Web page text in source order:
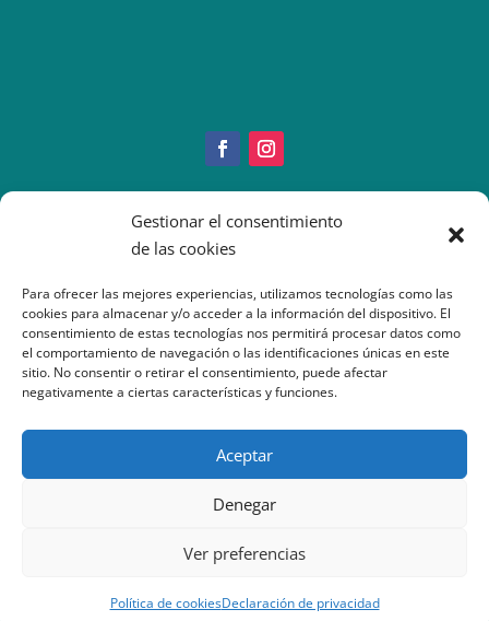
Gestionar el consentimiento
de las cookies
Para ofrecer las mejores experiencias, utilizamos tecnologías como las
cookies para almacenar y/o acceder a la información del dispositivo. El
consentimiento de estas tecnologías nos permitirá procesar datos como
el comportamiento de navegación o las identificaciones únicas en este
sitio. No consentir o retirar el consentimiento, puede afectar
negativamente a ciertas características y funciones.
Aceptar
Denegar
Ver preferencias
Política de cookiesDeclaración de privacidad
Copyright © 2022 IMEOInformación Paciente
Imeo. Aviso legal|Politica Cookies